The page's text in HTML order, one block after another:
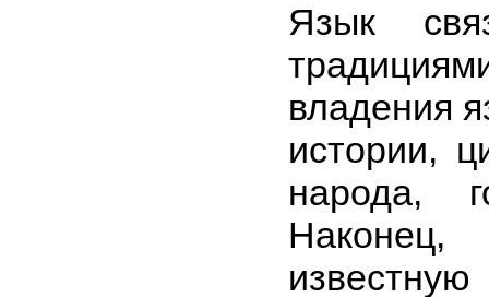
Язык
владения
истории,
народа,
Наконец,